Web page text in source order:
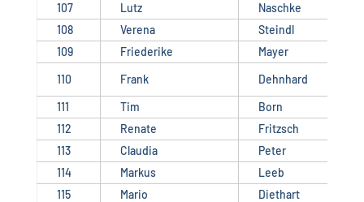
107 Lutz
Naschke
108
Verena
Steindl
109
Friederike
Mayer
110
Frank
Dehnhard
111
Tim
Born
112
Renate
Fritzsch
113
Claudia
Peter
114
Markus
Leeb
115
Mario
Diethart